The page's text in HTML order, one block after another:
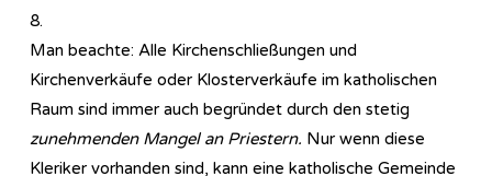
8.
Man beachte: Alle Kirchenschließungen und
Kirchenverkäufe oder Klosterverkäufe im katholischen
Raum sind immer auch begründet durch den stetig
zunehmenden Mangel an Priestern. Nur wenn diese
Kleriker vorhanden sind, kann eine katholische Gemeinde